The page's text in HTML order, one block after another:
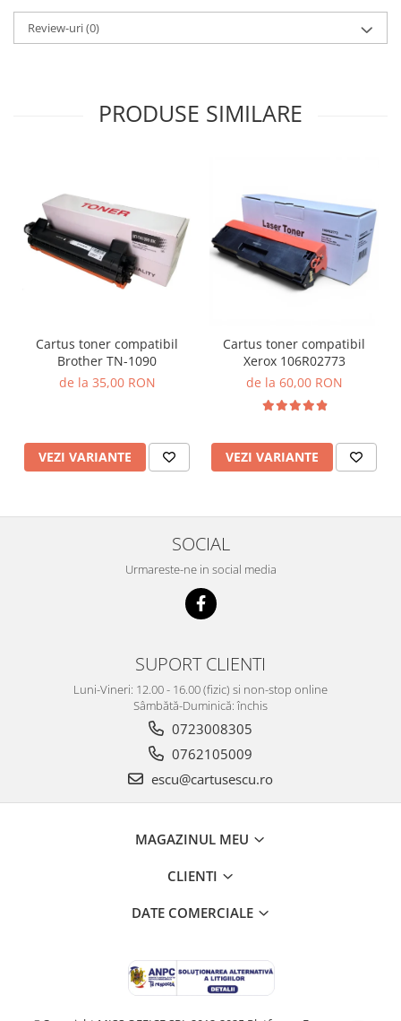
Review-uri(0)
PRODUSE SIMILARE
Cartus toner compatibil
Brother TN-1090
de la 35,00 RON
VEZI VARIANTE
Cartus toner compatibil
Xerox 106R02773
de la 60,00 RON
VEZI VARIANTE
SOCIAL
Urmareste-ne in social media
SUPORT CLIENTI
Luni-Vineri: 12.00 - 16.00 (fizic) si non-stop online
Sâmbătă-Duminică: închis
0723008305
0762105009
escu@cartusescu.ro
MAGAZINUL MEU
CLIENTI
DATE COMERCIALE